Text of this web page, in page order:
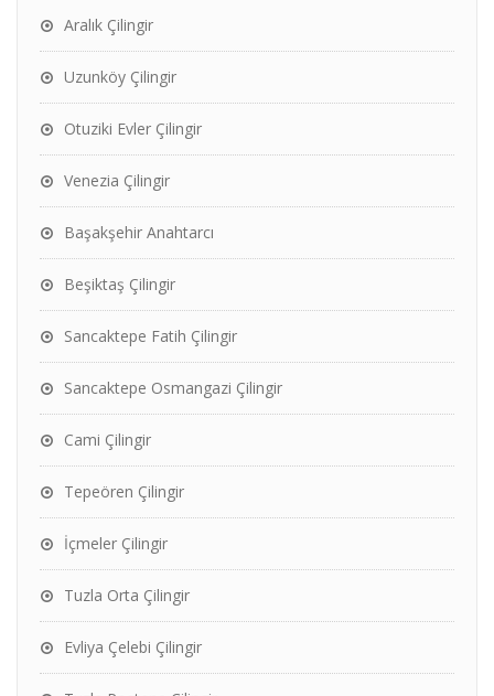
Aralık Çilingir
Uzunköy Çilingir
Otuziki Evler Çilingir
Venezia Çilingir
Başakşehir Anahtarcı
Beşiktaş Çilingir
Sancaktepe Fatih Çilingir
Sancaktepe Osmangazi Çilingir
Cami Çilingir
Tepeören Çilingir
İçmeler Çilingir
Tuzla Orta Çilingir
Evliya Çelebi Çilingir